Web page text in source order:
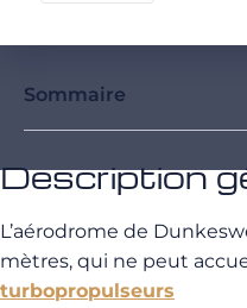
Sommaire
Description
L’aérodrome de
mètres, qui ne peut
turbopropulseurs